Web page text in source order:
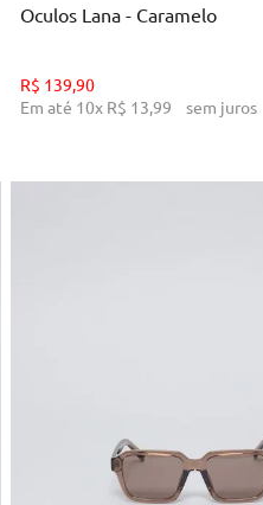
Oculos Lana - Caramelo
R$ 139,90
Em até 10x R$ 13,99 sem juros